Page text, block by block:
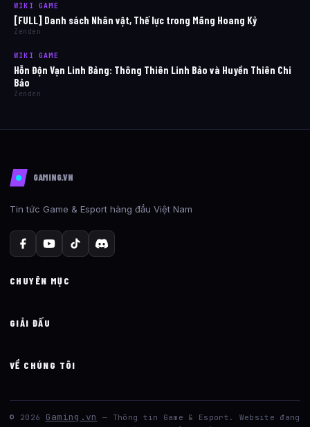
WIKI GAME
[FULL] Danh sách Nhân vật, Thế lực trong Mãng Hoang Kỷ
Zenden
WIKI GAME
Hỗn Độn Vạn Linh Bảng: Thông Thiên Linh Bảo và Huyền Thiên Chi
Bảo
Zenden
GAMING.VN
Tin tức Game & Esport hàng đầu Việt Nam
CHUYÊN MỤC
GIẢI ĐẤU
VỀ CHÚNG TÔI
© 2026 Gaming.vn
— Thông tin Game & Esport. Website đang